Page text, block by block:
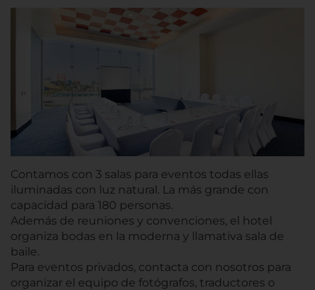
Contamos con 3 salas para eventos todas ellas
iluminadas con luz natural. La más grande con
capacidad para 180 personas.
Además de reuniones y convenciones, el hotel
organiza bodas en la moderna y llamativa sala de
baile.
Para eventos privados, contacta con nosotros para
organizar el equipo de fotógrafos, traductores o